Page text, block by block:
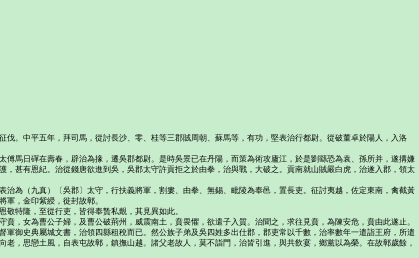
。中平五年，拜司馬，從討長沙、零、桂等三郡賊周朝、蘇馬等，有功，堅表治行都尉。從破董卓於陽人，入洛
馬日磾在壽春，辟治為掾，遷吳郡都尉。是時吳景已在丹陽，而策為術攻廬江，於是劉繇恐為袁、孫所并，遂搆嫌
甚有恩紀。治從錢唐欲進到吳，吳郡太守許貢拒之於由拳，治與戰，大破之。貢南就山賊嚴白虎，治遂入郡，領太
為（九真）〔吳郡〕太守，行扶義將軍，割婁、由拳、無錫、毗陵為奉邑，置長吏。征討夷越，佐定東南，禽截黃
軍，金印紫綬，徙封故鄣。
特隆，至從行吏，皆得奉贄私覿，其見異如此。
，女為曹公子婦，及曹公破荊州，威震南土，賁畏懼，欲遣子入質。治聞之，求往見賁，為陳安危，賁由此遂止。
御史典屬城文書，治領四縣租稅而已。然公族子弟及吳四姓多出仕郡，郡吏常以千數，治率數年一遣詣王府，所遣
，思戀土風，自表屯故鄣，鎮撫山越。諸父老故人，莫不詣門，治皆引進，與共飲宴，鄉黨以為榮。在故鄣歲餘，